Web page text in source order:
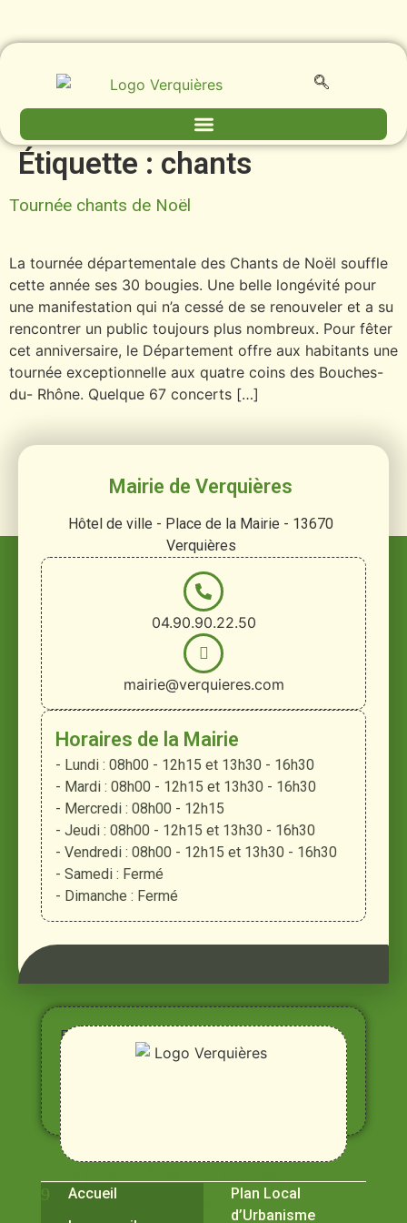
Étiquette : chants
Tournée chants de Noël
La tournée départementale des Chants de Noël souffle
cette année ses 30 bougies. Une belle longévité pour
une manifestation qui n’a cessé de se renouveler et a su
rencontrer un public toujours plus nombreux. Pour fêter
cet anniversaire, le Département offre aux habitants une
tournée exceptionnelle aux quatre coins des Bouches-
du- Rhône. Quelque 67 concerts […]
Mairie de Verquières
Hôtel de ville - Place de la Mairie - 13670
Verquières
04.90.90.22.50
mairie@verquieres.com
Horaires de la Mairie
- Lundi : 08h00 - 12h15 et 13h30 - 16h30
- Mardi : 08h00 - 12h15 et 13h30 - 16h30
- Mercredi : 08h00 - 12h15
- Jeudi : 08h00 - 12h15 et 13h30 - 16h30
- Vendredi : 08h00 - 12h15 et 13h30 - 16h30
- Samedi : Fermé
- Dimanche : Fermé
Entre
Rhône,
Alpilles
et
Durance
Accueil
Plan Local
d’Urbanisme